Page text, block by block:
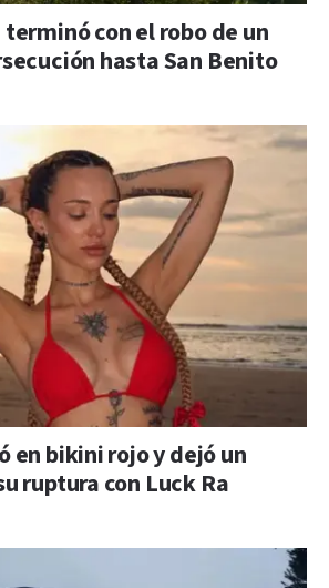
con el robo de un
hasta San Benito
en bikini rojo y dejó un
ruptura con Luck Ra